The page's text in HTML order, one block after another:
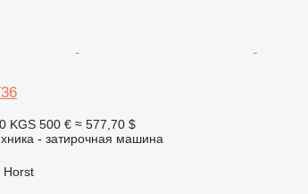
KGS 500 € ≈ 577,70 $
- затирочная машина